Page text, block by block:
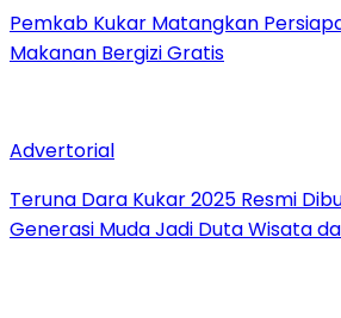
Pemkab Kukar Matangkan
Makanan Bergizi Gratis
Advertorial
Teruna Dara Kukar 2025 Resmi
Generasi Muda Jadi Duta Wisata